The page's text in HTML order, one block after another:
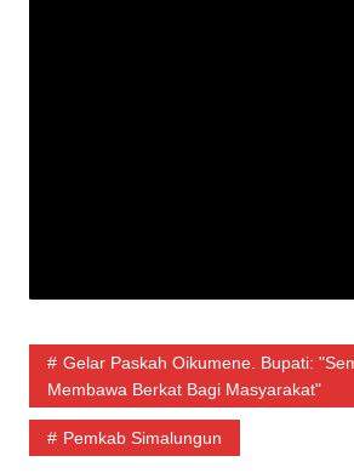
Gelar Paskah Oikumene. Bupati:
Membawa Berkat Bagi Masyarakat"
Pemkab Simalungun